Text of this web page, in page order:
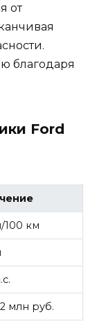
от
благодаря
Ford
100 км
млн руб.